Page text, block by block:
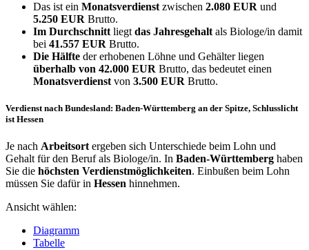
Das ist ein Monatsverdienst zwischen 2.080 EUR und
5.250 EUR Brutto.
Im Durchschnitt liegt das Jahresgehalt als Biologe/in damit
bei 41.557 EUR Brutto.
Die Hälfte der erhobenen Löhne und Gehälter liegen
überhalb von 42.000 EUR Brutto, das bedeutet einen
Monatsverdienst von 3.500 EUR Brutto.
Verdienst nach Bundesland: Baden-Württemberg an der Spitze, Schlusslicht
ist Hessen
Je nach Arbeitsort ergeben sich Unterschiede beim Lohn und
Gehalt für den Beruf als Biologe/in. In Baden-Württemberg haben
Sie die höchsten Verdienstmöglichkeiten. Einbußen beim Lohn
müssen Sie dafür in Hessen hinnehmen.
Ansicht wählen:
Diagramm
Tabelle